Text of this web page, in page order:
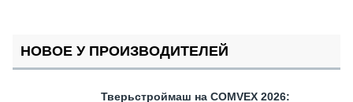
НОВОЕ У ПРОИЗВОДИТЕЛЕЙ
Тверьстроймаш на COMVEX 2026: